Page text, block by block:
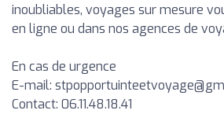
inoubliables, voyages sur mesure
en ligne ou dans nos agences de
En cas de urgence
E-mail:
Contact: 06.11.48.18.41